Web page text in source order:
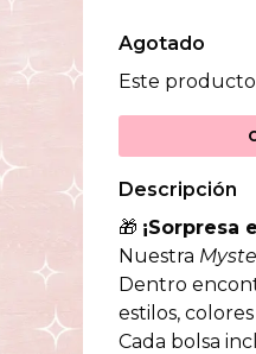
Agotado
Este
Descripción
🎁 ¡Sorpresa
Nuestra
Dentro
estilos,
Cada bolsa